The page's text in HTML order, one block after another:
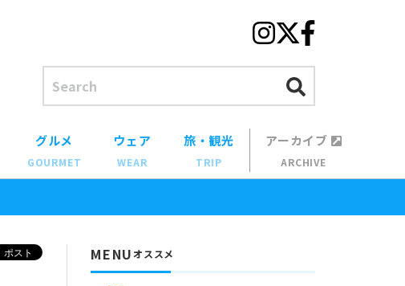
グルメ
GOURMET
ウェア
WEAR
旅・観光
TRIP
アーカイブ
ARCHIVE
MENUオススメ